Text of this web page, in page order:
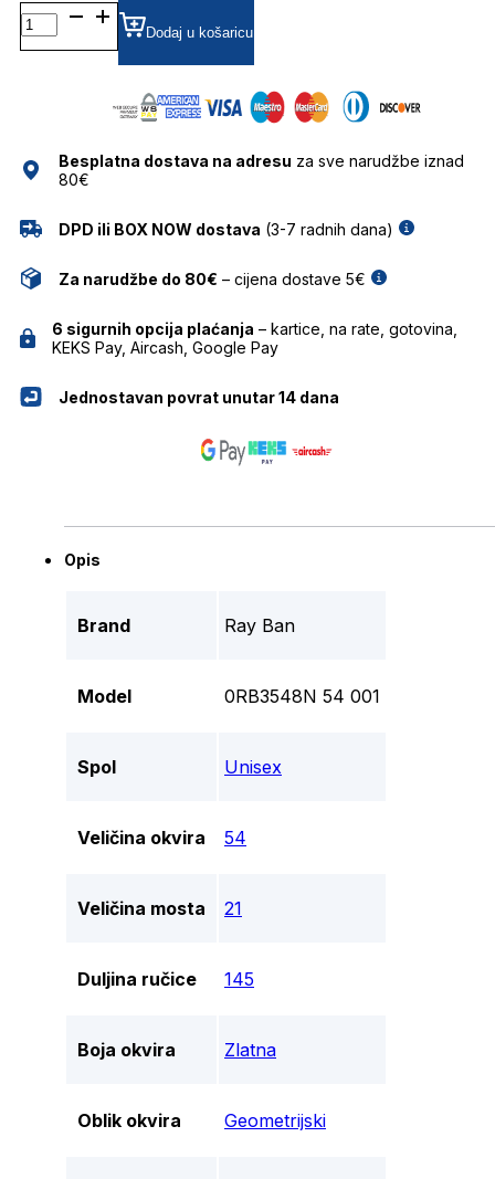
0RB3548N SUNČANE
NAOČALE
RAY
Dodaj u košaricu
Besplatna dostava na adresu za sve narudžbe iznad
80€
DPD ili BOX NOW dostava (3-7 radnih dana)
Za narudžbe do 80€ – cijena dostave 5€
6 sigurnih opcija plaćanja – kartice, na rate, gotovina,
KEKS Pay, Aircash, Google Pay
Jednostavan povrat unutar 14 dana
Opis
Brand Ray Ban
Model 0RB3548N 54 001
Spol Unisex
Veličina okvira 54
Veličina mosta 21
Duljina ručice 145
Boja okvira Zlatna
Oblik okvira Geometrijski